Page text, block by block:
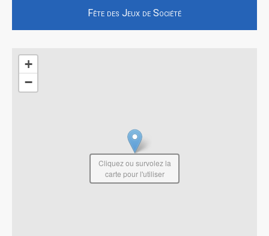
Fête des Jeux de Société
+
−
Cliquez ou survolez la
carte pour l'utiliser